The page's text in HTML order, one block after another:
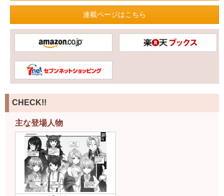
連載ページはこちら
CHECK!!
主な登場人物